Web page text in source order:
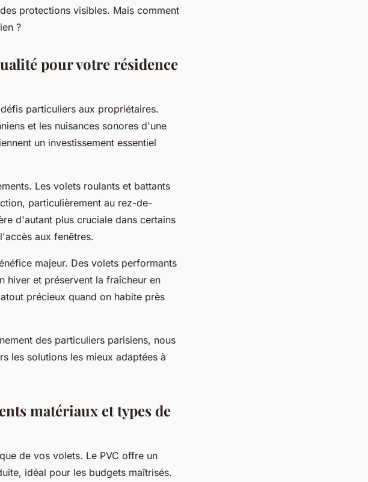
protections visibles. Mais comment
?
pour votre résidence
particuliers aux propriétaires.
et les nuisances sonores d'une
un investissement essentiel
Les volets roulants et battants
particulièrement au rez-de-
d'autant plus cruciale dans certains
aux fenêtres.
majeur. Des volets performants
hiver et préservent la fraîcheur en
précieux quand on habite près
des particuliers parisiens, nous
les solutions les mieux adaptées à
matériaux et types de
de vos volets. Le PVC offre un
idéal pour les budgets maîtrisés.